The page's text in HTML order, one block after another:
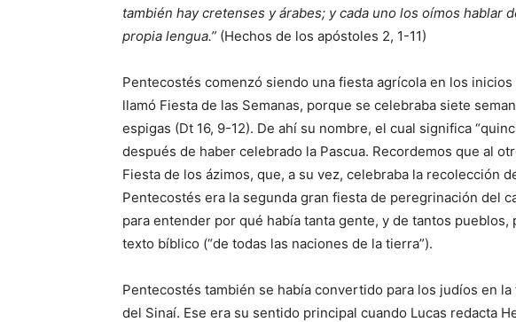
también hay cretenses y árabes; y cada uno los oímos hablar
propia lengua.” (Hechos de los apóstoles 2, 1-11)
Pentecostés comenzó siendo una fiesta agrícola en los
llamó Fiesta de las Semanas, porque se celebraba siete
espigas (Dt 16, 9-12). De ahí su nombre, el cual significa
después de haber celebrado la Pascua. Recordemos que al
Fiesta de los ázimos, que, a su vez, celebraba la recolección
Pentecostés era la segunda gran fiesta de peregrinación del
para entender por qué había tanta gente, y de tantos
texto bíblico (“de todas las naciones de la tierra”).
Pentecostés también se había convertido para los judíos en
del Sinaí. Ese era su sentido principal cuando Lucas redacta